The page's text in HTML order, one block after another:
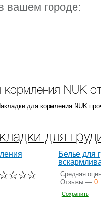
вашем городе:
кормления NUK
для кормления NUK
для
Белье для
Средняя
Отзывы — 0
Сохранить